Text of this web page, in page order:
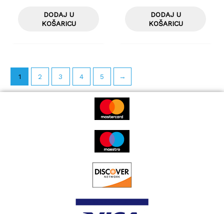
DODAJ U
KOŠARICU
DODAJ U
KOŠARICU
1 2 3 4 5 →